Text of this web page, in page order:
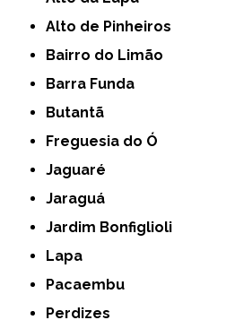
Alto de Pinheiros
Bairro do Limão
Barra Funda
Butantã
Freguesia do Ó
Jaguaré
Jaraguá
Jardim Bonfiglioli
Lapa
Pacaembu
Perdizes